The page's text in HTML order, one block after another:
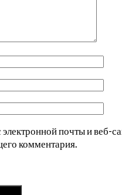
почты и веб-
комментария.